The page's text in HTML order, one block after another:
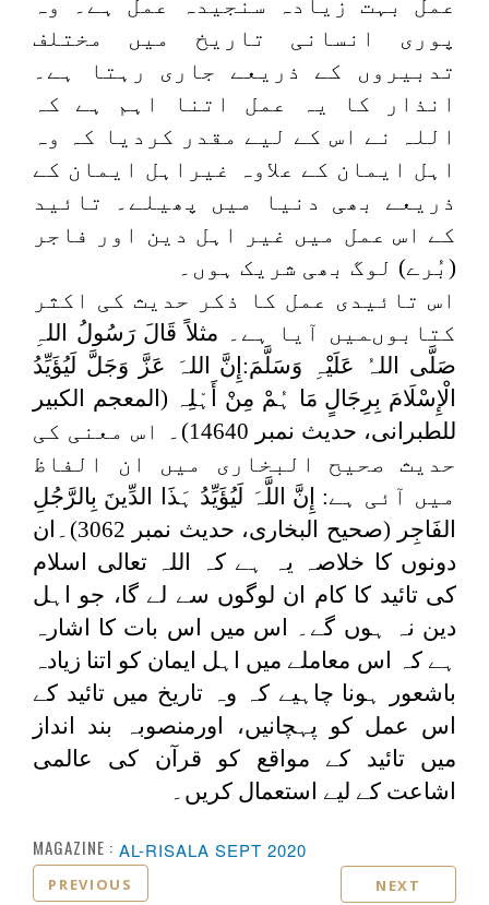
عمل بہت زیادہ سنجیدہ عمل ہے۔ وہ
پوری انسانی تاریخ میں مختلف
تدبیروں کے ذریعے جاری رہتا ہے۔
انذار کا یہ عمل اتنا اہم ہے کہ
اللہ نے اس کے لیے مقدر کردیا کہ وہ
اہل ایمان کے علاوہ غیراہل ایمان کے
ذریعے بھی دنیا میں پھیلے۔ تائید
کے اس عمل میں غیر اہل دین اور فاجر
(بُرے) لوگ بھی شریک ہوں۔
اس تائیدی عمل کا ذکر حدیث کی اکثر
کتابوںمیں آیا ہے۔ مثلاً قَالَ رَسُولُ اللہِ
صَلَّى اللہُ عَلَیْہِ وَسَلَّمَ:إِنَّ اللہَ عَزَّ وَجَلَّ لَیُؤَیِّدُ
الْإِسْلَامَ بِرِجَالٍ مَا ہُمْ مِنْ أَہْلِہ (المعجم الکبیر
للطبرانی، حدیث نمبر 14640)۔ اس معنی کی
حدیث صحیح البخاری میں ان الفاظ
میں آئی ہے: إِنَّ اللَّہَ لَیُؤَیِّدُ ہَذَا الدِّینَ بِالرَّجُلِ
الفَاجِر
(صحیح البخاری، حدیث نمبر 3062)۔ان
دونوں کا خلاصہ یہ ہے کہ اللہ تعالی اسلام
کی تائید کا کام ان لوگوں سے لے گا، جو اہل
دین نہ ہوں گے۔ اس میں اس بات کا اشارہ
ہے کہ اس معاملے میں اہل ایمان کو اتنا زیادہ
باشعور ہونا چاہیے کہ وہ تاریخ میں تائید کے
اس عمل کو پہچانیں، اورمنصوبہ بند انداز
میں تائید کے مواقع کو قرآن کی عالمی
اشاعت کے لیے استعمال کریں۔
MAGAZINE : AL-RISALA SEPT 2020
PREVIOUS NEXT